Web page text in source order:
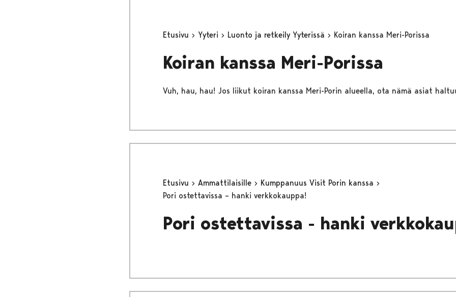
Etusivu Yyteri Luonto ja retkeily Yyterissä Koiran kanssa Meri-Porissa
Koiran kanssa Meri-Porissa
Vuh, hau, hau! Jos liikut koiran kanssa Meri-Porin alueella, ota nämä asiat
Etusivu Ammattilaisille
Kumppanuus Visit Porin kanssa
Pori ostettavissa – hanki verkkokauppa!
Pori ostettavissa - hanki